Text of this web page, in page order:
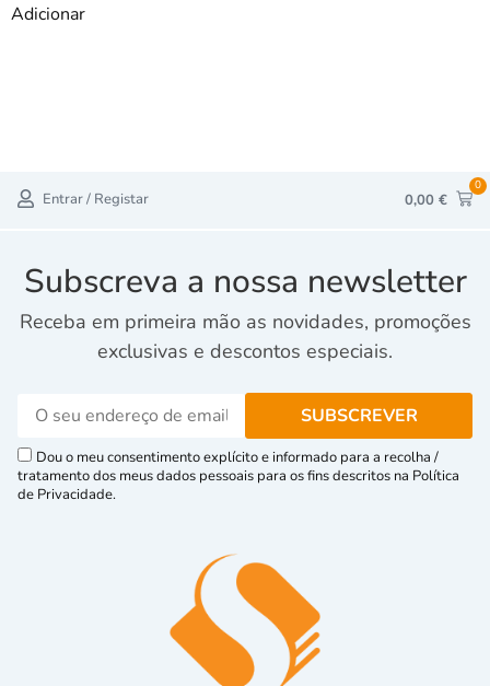
Adicionar
Entrar / Registar 0,00 €
0
Subscreva a nossa newsletter
Receba em primeira mão as novidades, promoções
exclusivas e descontos especiais.
Dou o meu consentimento explícito e informado para a recolha /
tratamento dos meus dados pessoais para os fins descritos na Política
de Privacidade.